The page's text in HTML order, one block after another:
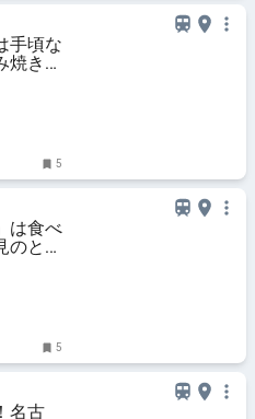
手頃な
焼き専
5
は食べ
のとん
5
名古